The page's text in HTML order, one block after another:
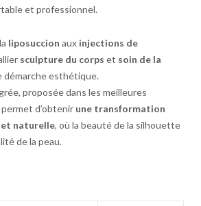
et professionnel.
liposuccion aux injections de
sculpture du corps et soin de la
démarche esthétique.
proposée dans les meilleures
d’obtenir une transformation
et naturelle, où la beauté de la silhouette
de la peau.